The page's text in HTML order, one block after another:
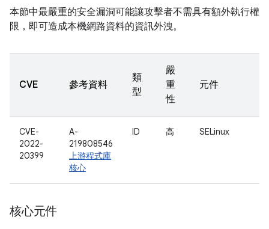
本節中最嚴重的安全漏洞可能讓攻擊者不需具有額外執行權
限，即可造成本機網路資料的資訊外洩。
CVE 參考資料
類
型
嚴
重
性
元件
CVE-
2022-
20399
A-
219808546
上游程式庫
核心
ID 高 SELinux
核心元件